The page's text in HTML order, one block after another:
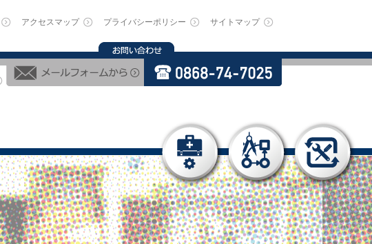
アクセスマップ プライバシーポリシー サイトマップ